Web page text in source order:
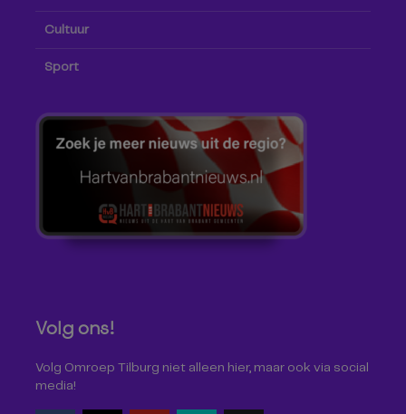
Cultuur
Sport
Volg ons!
Volg Omroep Tilburg niet alleen hier, maar ook via social
media!